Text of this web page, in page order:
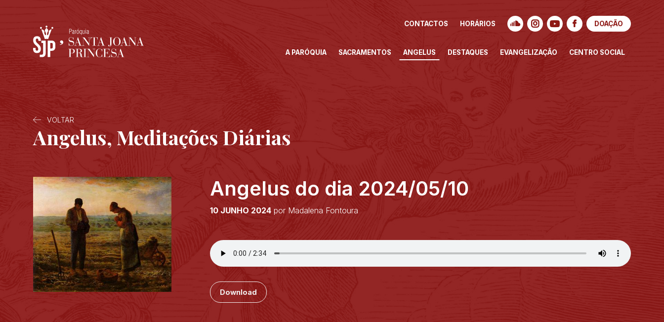
CONTACTOS HORÁRIOS DOAÇÃO
A PARÓQUIA SACRAMENTOS ANGELUS DESTAQUES EVANGELIZAÇÃO CENTRO SOCIAL
VOLTAR
Angelus, Meditações Diárias
Angelus do dia 2024/05/10
10 JUNHO 2024 por Madalena Fontoura
Download